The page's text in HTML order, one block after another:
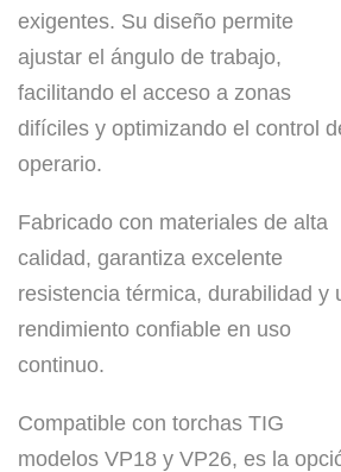
exigentes. Su diseño permite
ajustar el ángulo de trabajo,
facilitando el acceso a zonas
difíciles y optimizando el control
operario.
Fabricado con materiales de alta
calidad, garantiza excelente
resistencia térmica, durabilidad y
rendimiento confiable en uso
continuo.
Compatible con torchas TIG
modelos VP18 y VP26, es la